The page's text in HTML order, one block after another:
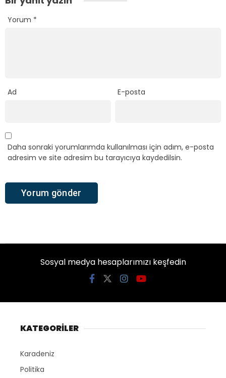
Yorum *
Ad E-posta
Daha sonraki yorumlarımda kullanılması için adım, e-posta
adresim ve site adresim bu tarayıcıya kaydedilsin.
Sosyal medya hesaplarımızı keşfedin
KATEGORİLER
Karadeniz
Politika